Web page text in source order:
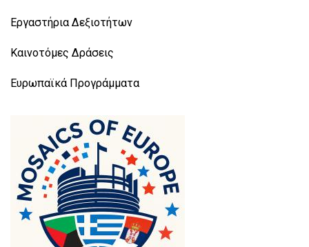
Εργαστήρια Δεξιοτήτων
Καινοτόμες Δράσεις
Ευρωπαϊκά Προγράμματα